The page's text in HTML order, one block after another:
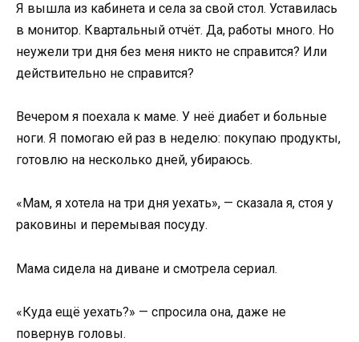
Я вышла из кабинета и села за свой стол. Уставилась
в монитор. Квартальный отчёт. Да, работы много. Но
неужели три дня без меня никто не справится? Или
действительно не справится?
Вечером я поехала к маме. У неё диабет и больные
ноги. Я помогаю ей раз в неделю: покупаю продукты,
готовлю на несколько дней, убираюсь.
«Мам, я хотела на три дня уехать», — сказала я, стоя у
раковины и перемывая посуду.
Мама сидела на диване и смотрела сериал.
«Куда ещё уехать?» — спросила она, даже не
повернув головы.